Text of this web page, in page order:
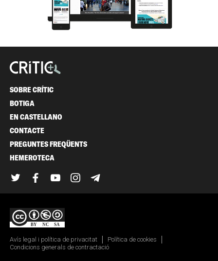
SOBRE CRÍTIC
BOTIGA
EN CASTELLANO
CONTACTE
PREGUNTES FREQÜENTS
HEMEROTECA
TwitterFacebook
YouTubeInstagram
Avís legal i política de privacitat
Política de cookies
Condicions generals de contractació